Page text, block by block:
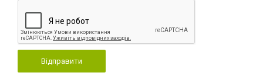
Відправити